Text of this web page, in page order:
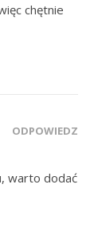
chętnie
ODPOWIEDZ
warto dodać